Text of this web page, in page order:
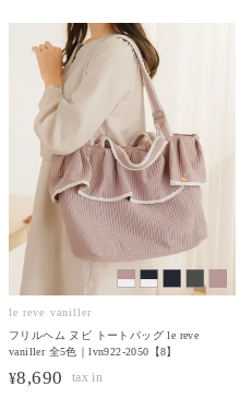
le reve vaniller
フリルヘム ヌビ トートバッグ le reve
vaniller 全5色｜lvn922-2050【8】
¥8,690